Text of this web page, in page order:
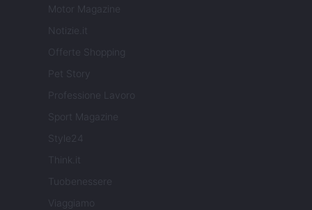
Motor Magazine
Notizie.it
Offerte Shopping
Pet Story
Professione Lavoro
Sport Magazine
Style24
Think.it
Tuobenessere
Viaggiamo